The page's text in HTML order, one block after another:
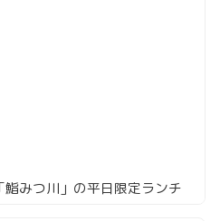
みつ川」の平日限定ランチ